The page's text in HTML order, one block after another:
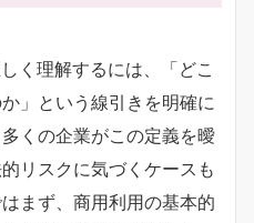
く理解するには、「どこ
」という線引きを明確に
くの企業がこの定義を曖
リスクに気づくケースも
まず、商用利用の基本的